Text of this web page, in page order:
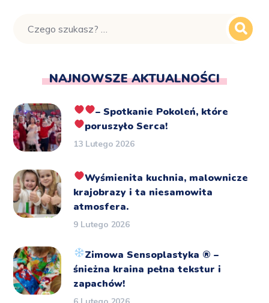
NAJNOWSZE AKTUALNOŚCI
– Spotkanie Pokoleń, które
poruszyło Serca!
13 Lutego 2026
Wyśmienita kuchnia, malownicze
krajobrazy i ta niesamowita
atmosfera.
9 Lutego 2026
Zimowa Sensoplastyka ®️ –
śnieżna kraina pełna tekstur i
zapachów!